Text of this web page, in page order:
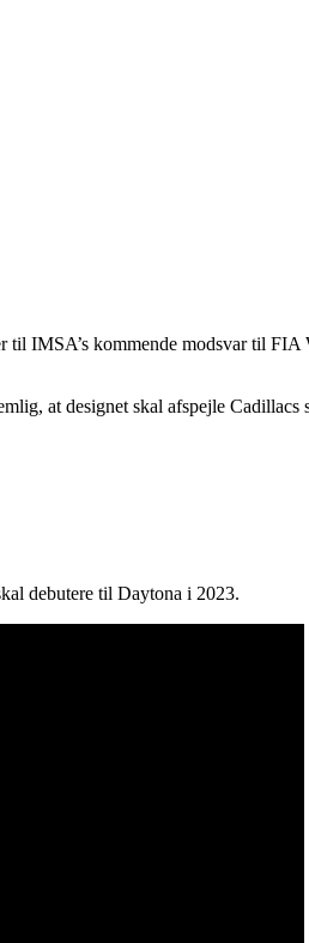
IMSA’s kommende modsvar til
at designet skal afspejle
debutere til Daytona i 2023.